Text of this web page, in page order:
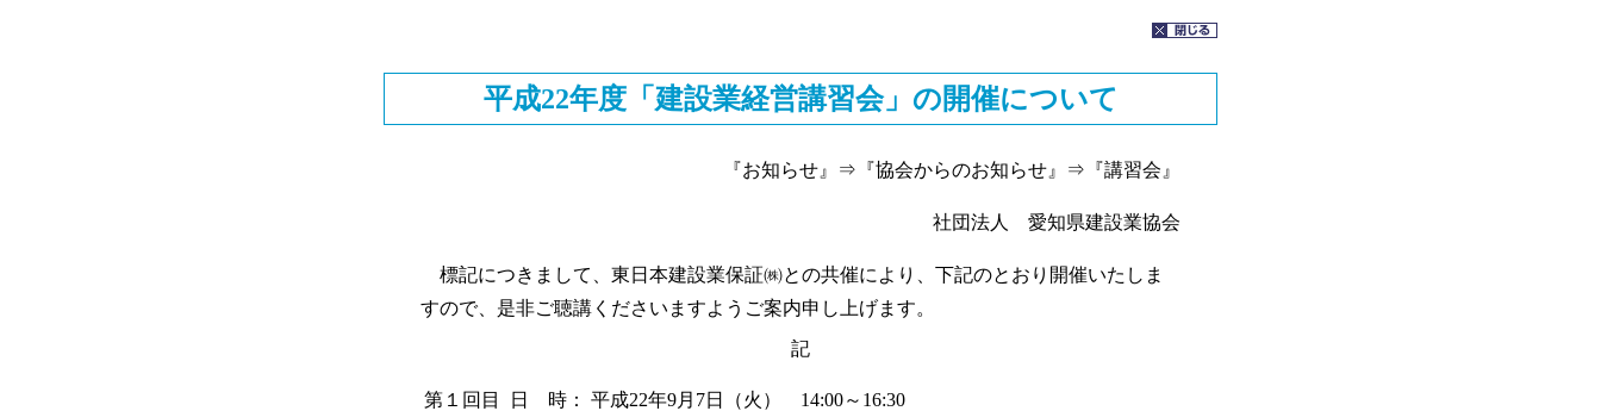
平成22年度「建設業経営講習会」の開催について
『お知らせ』⇒『協会からのお知らせ』⇒『講習会』
社団法人 愛知県建設業協会
標記につきまして、東日本建設業保証㈱との共催により、下記のとおり開催いたしま
すので、是非ご聴講くださいますようご案内申し上げます。
記
第１回目 日 時：
平成22年9月7日（火） 14:00～16:30